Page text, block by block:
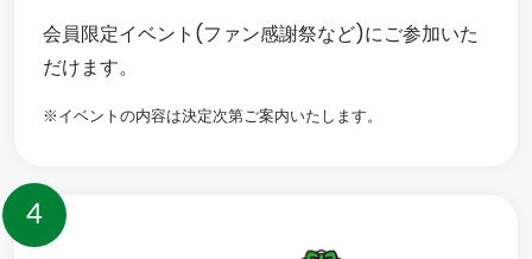
会員限定イベント(ファン感謝祭など)にご参加いた
だけます。
※イベントの内容は決定次第ご案内いたします。
4